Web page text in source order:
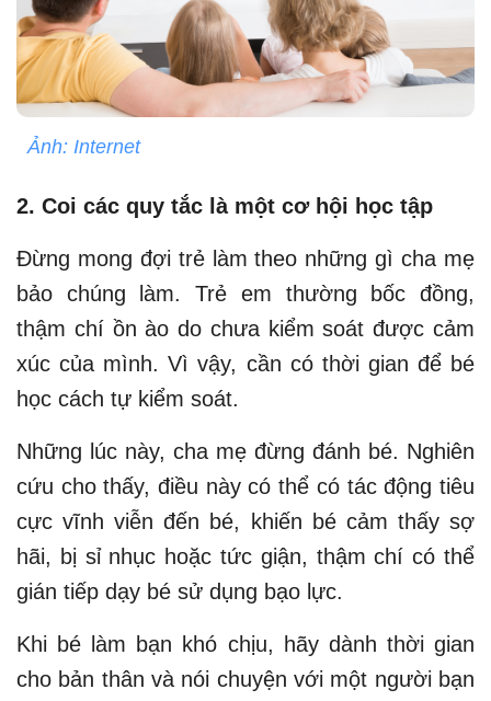
Ảnh: Internet
2. Coi các quy tắc là một cơ hội học tập
Đừng mong đợi trẻ làm theo những gì cha mẹ
bảo chúng làm. Trẻ em thường bốc đồng,
thậm chí ồn ào do chưa kiểm soát được cảm
xúc của mình. Vì vậy, cần có thời gian để bé
học cách tự kiểm soát.
Những lúc này, cha mẹ đừng đánh bé. Nghiên
cứu cho thấy, điều này có thể có tác động tiêu
cực vĩnh viễn đến bé, khiến bé cảm thấy sợ
hãi, bị sỉ nhục hoặc tức giận, thậm chí có thể
gián tiếp dạy bé sử dụng bạo lực.
Khi bé làm bạn khó chịu, hãy dành thời gian
cho bản thân và nói chuyện với một người bạn